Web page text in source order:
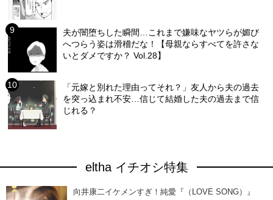
夫が闇堕ちした瞬間…これまで嫌味なヤツらが媚び
へつらう姿は滑稽だな！【母親ならすべてを許さな
いとダメですか？ Vol.28】
「元嫁と別れた理由ってそれ？」友人から夫の過去
を突っ込まれ不安…信じて結婚した夫の過去まで信
じれる？
eltha イチオシ特集
向井康二イケメンすぎ！純愛『（LOVE SONG）』